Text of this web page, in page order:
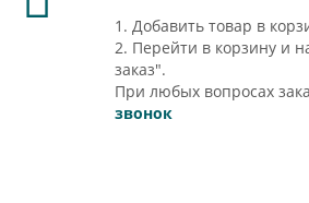
1. Добавить товар в
2. Перейти в корзину и
заказ".
При любых вопросах
звонок